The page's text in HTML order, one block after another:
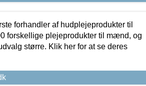
forhandler af hudplejeprodukter til
forskellige plejeprodukter til mænd, og
større. Klik her for at se deres